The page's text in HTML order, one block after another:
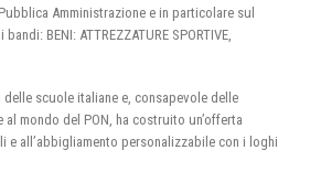
Amministrazione e in particolare sul
BENI: ATTREZZATURE SPORTIVE,
scuole italiane e, consapevole delle
mondo del PON, ha costruito un’offerta
e all’abbigliamento personalizzabile con i loghi